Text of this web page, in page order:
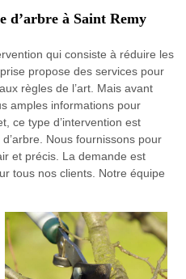
d’arbre à Saint Remy
qui consiste à réduire les
propose des services pour
règles de l’art. Mais avant
amples informations pour
ce type d’intervention est
Nous fournissons pour
et précis. La demande est
tous nos clients. Notre équipe